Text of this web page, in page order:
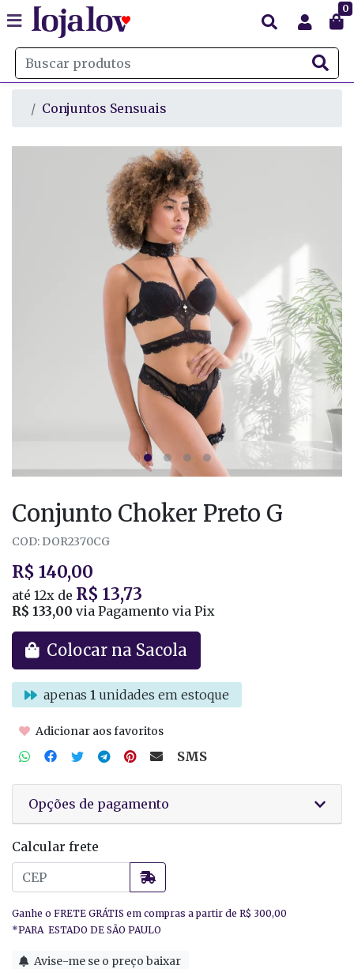
0
Conjuntos Sensuais
Conjunto Choker Preto G
COD: DOR2370CG
R$ 140,00
até 12x de R$ 13,73
R$ 133,00 via Pagamento via Pix
Colocar na Sacola
apenas 1 unidades em estoque
Adicionar aos favoritos
SMS
Opções de pagamento
Calcular frete
Avise-me se o preço baixar